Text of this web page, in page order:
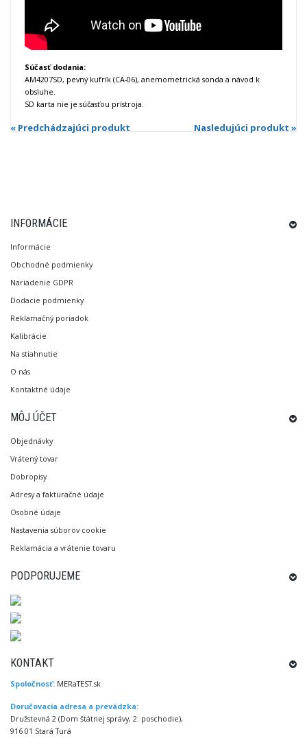
Súčasť dodania:
AM4207SD, pevný kufrík (CA-06), anemometrická sonda a návod k
obsluhe.
SD karta nie je súčasťou prístroja.
« Predchádzajúci produkt Nasledujúci produkt »
INFORMÁCIE
Informácie
Obchodné podmienky
Nariadenie GDPR
Dodacie podmienky
Reklamačný poriadok
Kalibrácie
Na stiahnutie
O nás
Kontaktné údaje
MÔJ ÚČET
Objednávky
Vrátený tovar
Dobropisy
Adresy a fakturačné údaje
Osobné údaje
Nastavenia súborov cookie
Reklamácia a vrátenie tovaru
PODPORUJEME
KONTAKT
Spoločnosť: MERaTEST.sk
Doručovacia adresa a prevádzka:
Družstevná 2 (Dom štátnej správy, 2. poschodie),
916 01 Stará Turá